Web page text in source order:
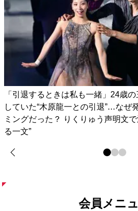
「引退するときは私も一緒」24歳
していた“木原龍一との引退”…なぜ
ミングだった？ りくりゅう声明文
る一文”
会員メニ